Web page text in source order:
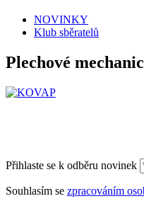
NOVINKY
Klub sběratelů
Plechové
Přihlaste se k odběru novinek
Souhlasím se zpracováním